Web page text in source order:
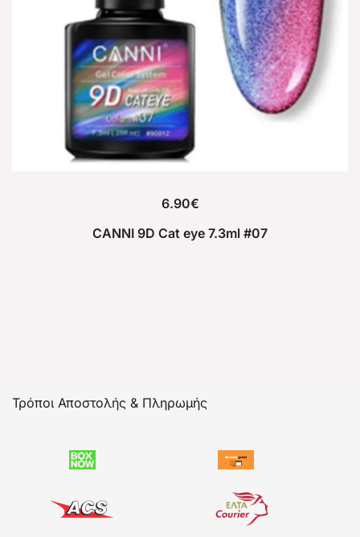
6.90€
CANNI 9D Cat eye 7.3ml #07
Τρόποι Αποστολής & Πληρωμής